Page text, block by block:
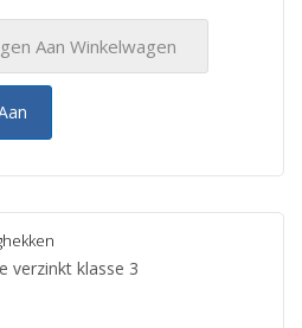
Aan Winkelwagen
verzinkt klasse 3